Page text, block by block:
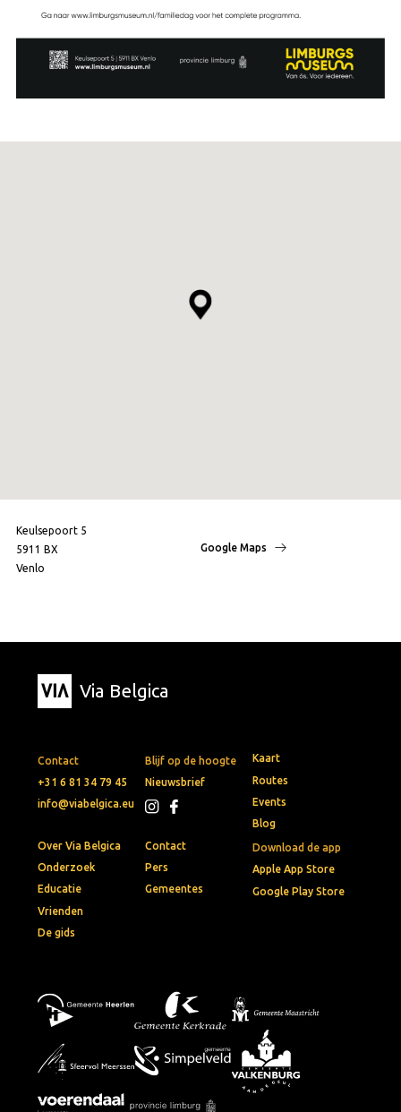
Keulsepoort 5
5911 BX
Venlo
Google Maps
Via Belgica
Contact
+31 6 81 34 79 45
info@viabelgica.eu
Blijf op de hoogte
Nieuwsbrief
Download de app
Apple App Store
Google Play Store
Kaart
Routes
Events
Blog
Over Via Belgica
Onderzoek
Educatie
Vrienden
De gids
Contact
Pers
Gemeentes